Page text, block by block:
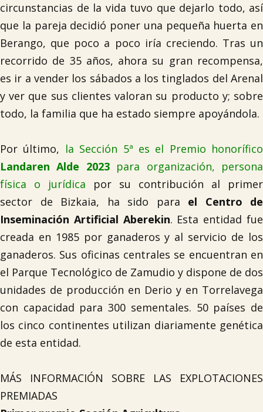
circunstancias de la vida tuvo que dejarlo todo, así
que la pareja decidió poner una pequeña huerta en
Berango, que poco a poco iría creciendo. Tras un
recorrido de 35 años, ahora su gran recompensa,
es ir a vender los sábados a los tinglados del Arenal
y ver que sus clientes valoran su producto y; sobre
todo, la familia que ha estado siempre apoyándola.
Por último, la Sección 5ª es el Premio honorífico
Landaren Alde 2023para organización, persona
física o jurídica por su contribución al primer
sector de Bizkaia, ha sido para el Centro de
Inseminación Artificial Aberekin. Esta entidad fue
creada en 1985 por ganaderos y al servicio de los
ganaderos. Sus oficinas centrales se encuentran en
el Parque Tecnológico de Zamudio y dispone de dos
unidades de producción en Derio y en Torrelavega
con capacidad para 300 sementales. 50 países de
los cinco continentes utilizan diariamente genética
de esta entidad.
MÁS INFORMACIÓN SOBRE LAS EXPLOTACIONES
PREMIADAS